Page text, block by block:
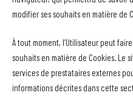
modifier ses souhaits en matière de
À tout moment, l’Utilisateur peut
souhaits en matière de Cookies. Le
services de prestataires externes
informations décrites dans cette